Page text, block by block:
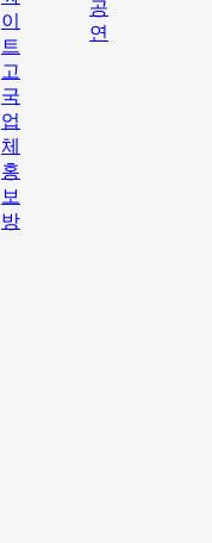
이
트
고
국
업
체
홍
보
방
공
연